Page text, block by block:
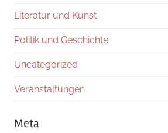
Literatur und Kunst
Politik und Geschichte
Uncategorized
Veranstaltungen
Meta